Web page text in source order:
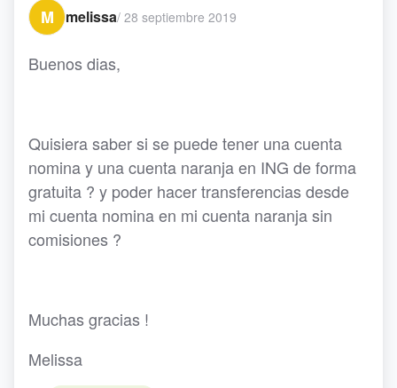
M
melissa/ 28 septiembre 2019
Buenos dias,
Quisiera saber si se puede tener una cuenta
nomina y una cuenta naranja en ING de forma
gratuita ? y poder hacer transferencias desde
mi cuenta nomina en mi cuenta naranja sin
comisiones ?
Muchas gracias !
Melissa